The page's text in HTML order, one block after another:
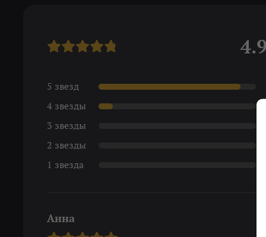
5 звезд
4 звезды
3 звезды
2 звезды
1 звезда
Анна